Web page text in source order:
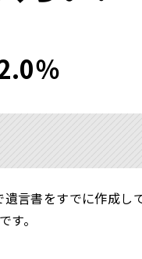
％
言書をすでに作成し
。